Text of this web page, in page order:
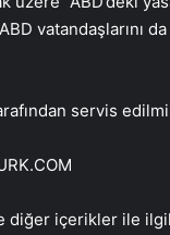
vatandaşlarını
servis
diğer içerikler ile